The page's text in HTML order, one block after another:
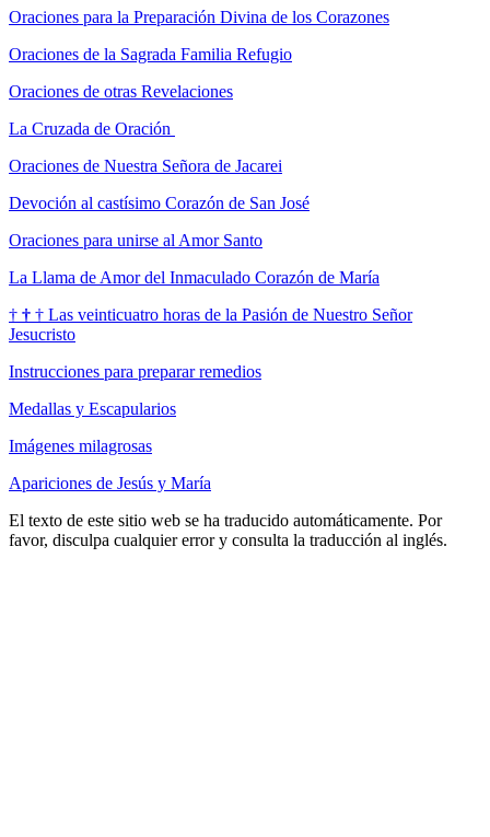
Oraciones para la Preparación Divina de los Corazones
Oraciones de la Sagrada Familia Refugio
Oraciones de otras Revelaciones
La Cruzada de Oración
Oraciones de Nuestra Señora de Jacarei
Devoción al castísimo Corazón de San José
Oraciones para unirse al Amor Santo
La Llama de Amor del Inmaculado Corazón de María
† † † Las veinticuatro horas de la Pasión de Nuestro Señor
Jesucristo
Instrucciones para preparar remedios
Medallas y Escapularios
Imágenes milagrosas
Apariciones de Jesús y María
El texto de este sitio web se ha traducido automáticamente. Por
favor, disculpa cualquier error y consulta la traducción al inglés.